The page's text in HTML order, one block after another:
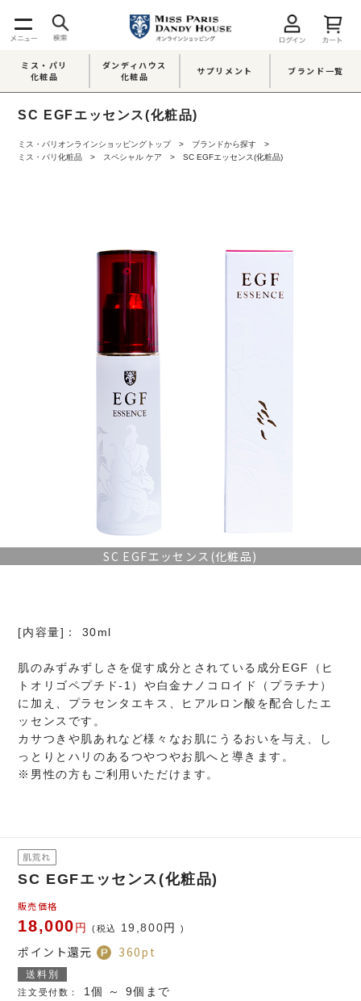
ミス・パリ
化粧品
ダンディハウス
化粧品
サプリメント ブランド一覧
SC EGFエッセンス(化粧品)
ミス・パリオンラインショッピングトップ
ブランドから探す
ミス・パリ化粧品
スペシャル ケア SC EGFエッセンス(化粧品)
SC EGFエッセンス(化粧品)
[内容量]： 30ml
肌のみずみずしさを促す成分とされている成分EGF（ヒ
トオリゴペプチド-1）や白金ナノコロイド（プラチナ）
に加え、プラセンタエキス、ヒアルロン酸を配合したエ
ッセンスです。
カサつきや肌あれなど様々なお肌にうるおいを与え、し
っとりとハリのあるつやつやお肌へと導きます。
※男性の方もご利用いただけます。
SC EGFエッセンス(化粧品)
販売価格
18,000円 (税込 19,800円 )
ポイント還元 360pt
送料別
注文受付数：
1個 ～ 9個まで